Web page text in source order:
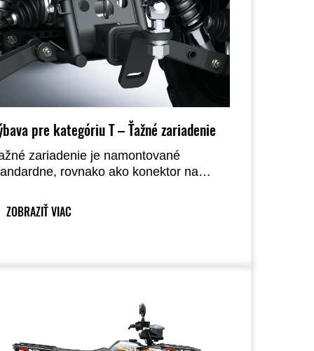
pre kategóriu T – Ťažné zariadenie
zariadenie je namontované
rovnako ako konektor na
ZOBRAZIŤ VIAC